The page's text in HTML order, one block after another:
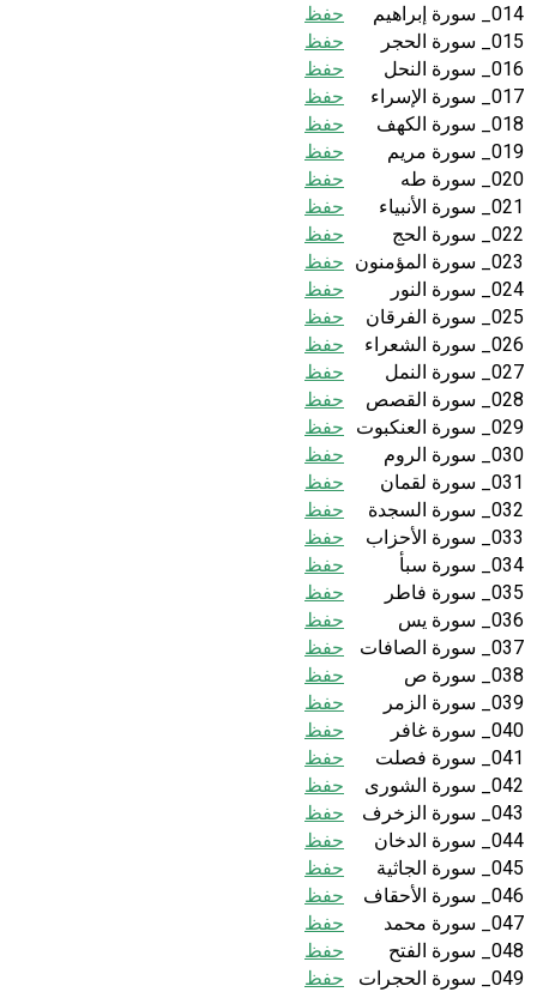
014_ سورة إبراهيم
حفظ
015_ سورة الحجر
حفظ
016_ سورة النحل
حفظ
017_ سورة الإسراء
حفظ
018_ سورة الكهف
حفظ
019_ سورة مريم
حفظ
020_ سورة طه
حفظ
021_ سورة الأنبياء
حفظ
022_ سورة الحج
حفظ
023_ سورة المؤمنون
حفظ
024_ سورة النور
حفظ
025_ سورة الفرقان
حفظ
026_ سورة الشعراء
حفظ
027_ سورة النمل
حفظ
028_ سورة القصص
حفظ
029_ سورة العنكبوت
حفظ
030_ سورة الروم
حفظ
031_ سورة لقمان
حفظ
032_ سورة السجدة
حفظ
033_ سورة الأحزاب
حفظ
034_ سورة سبأ
حفظ
035_ سورة فاطر
حفظ
036_ سورة يس
حفظ
037_ سورة الصافات
حفظ
038_ سورة ص
حفظ
039_ سورة الزمر
حفظ
040_ سورة غافر
حفظ
041_ سورة فصلت
حفظ
042_ سورة الشورى
حفظ
043_ سورة الزخرف
حفظ
044_ سورة الدخان
حفظ
045_ سورة الجاثية
حفظ
046_ سورة الأحقاف
حفظ
047_ سورة محمد
حفظ
048_ سورة الفتح
حفظ
049_ سورة الحجرات
حفظ